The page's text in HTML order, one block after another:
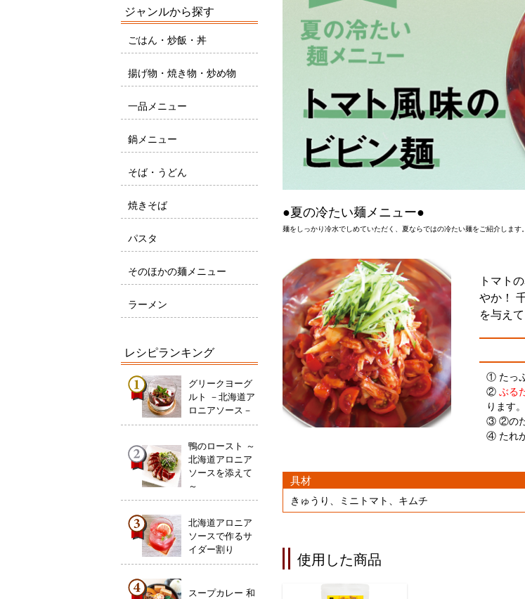
●夏の冷たい麺メニュー●
麺をしっかり冷水でしめていただく、夏ならではの冷たい麺をご紹介します。
トマト
やか！
を与え
① たっ
② ぶる
ります。
③ ②のた
④ たれ
具材
きゅうり、ミニトマト、キムチ
使用した商品
ジャンルから探す
ごはん・炒飯・丼
揚げ物・焼き物・炒め物
一品メニュー
鍋メニュー
そば・うどん
焼きそば
パスタ
そのほかの麺メニュー
ラーメン
レシピランキング
グリークヨーグ
ルト －北海道ア
ロニアソース－
鴨のロースト ～
北海道アロニア
ソースを添えて
～
北海道アロニア
ソースで作るサ
イダー割り
スープカレー 和